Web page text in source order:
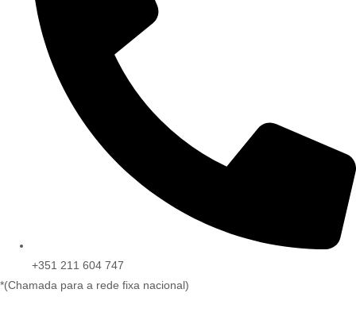
+351 211 604 747
*(Chamada para a rede fixa nacional)